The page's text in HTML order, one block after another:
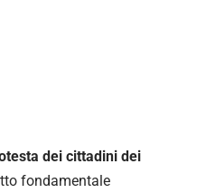
dei cittadini dei
fondamentale